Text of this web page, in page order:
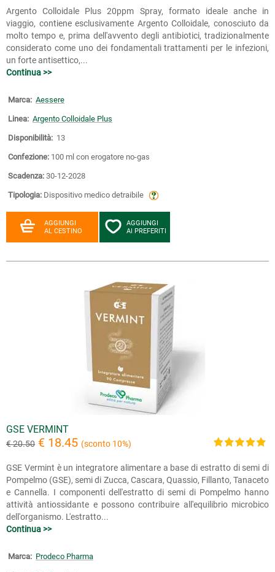
Argento Colloidale Plus 20ppm Spray, formato ideale anche in
viaggio, contiene esclusivamente Argento Colloidale, conosciuto da
molto tempo e, prima dell'avvento degli antibiotici, tradizionalmente
considerato come uno dei fondamentali trattamenti per le infezioni,
un forte antisettico,...
Continua >>
Marca: Aessere
Linea: Argento Colloidale Plus
Disponibilità: 13
Confezione: 100 ml con erogatore no-gas
Scadenza: 30-12-2028
Tipologia: Dispositivo medico detraibile
AGGIUNGI
AL CESTINO
AGGIUNGI
AI PREFERITI
GSE VERMINT
€ 20.50 € 18.45 (sconto 10%)
GSE Vermint è un integratore alimentare a base di estratto di semi di
Pompelmo (GSE), semi di Zucca, Cascara, Quassio, Fillanto, Tanaceto
e Cannella. I componenti dell'estratto di semi di Pompelmo hanno
attività antiossidante e possono contribuire all'equilibrio microbico
dell'organismo. L'estratto...
Continua >>
Marca: Prodeco Pharma